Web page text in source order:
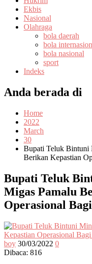
Ekbis
Nasional
Olahraga
bola daerah
bola
bola nasional
sport
Indeks
Anda berada di
Home
2022
March
30
Bupati Teluk Bintuni
Berikan Kepastian
Bupati Teluk
Migas Pamalu
Operasional
boy 30/03/2022 0
Dibaca: 816